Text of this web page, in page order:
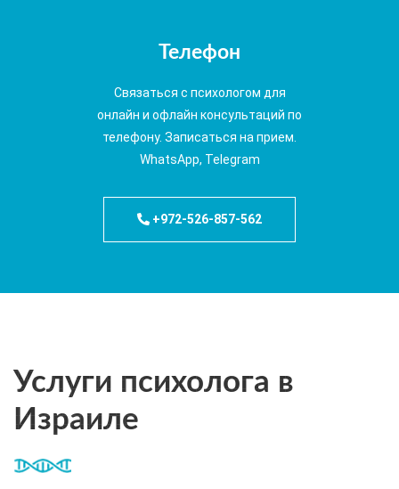
Телефон
Связаться с психологом для
онлайн и офлайн консультаций по
телефону. Записаться на прием.
WhatsApp, Telegram
+972-526-857-562
Услуги психолога в
Израиле